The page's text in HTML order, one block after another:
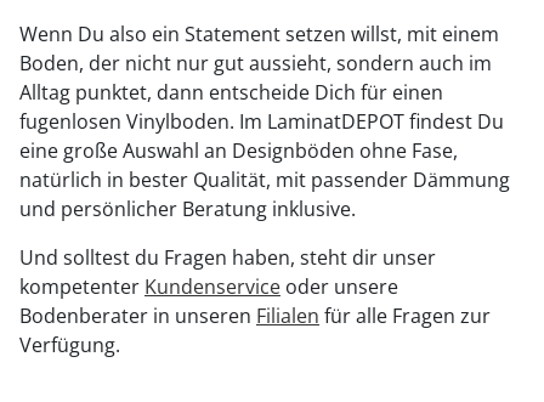
Wenn Du also ein Statement setzen willst, mit einem
Boden, der nicht nur gut aussieht, sondern auch im
Alltag punktet, dann entscheide Dich für einen
fugenlosen Vinylboden. Im LaminatDEPOT findest Du
eine große Auswahl an Designböden ohne Fase,
natürlich in bester Qualität, mit passender Dämmung
und persönlicher Beratung inklusive.
Und solltest du Fragen haben, steht dir unser
kompetenter Kundenservice oder unsere
Bodenberater in unseren Filialen für alle Fragen zur
Verfügung.